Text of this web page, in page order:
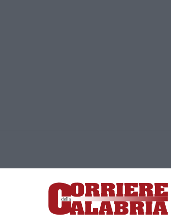
Lamezia Terme (CZ)
responsabile Paola Militano |Privacy